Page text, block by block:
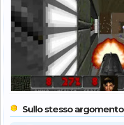
Sullo stesso argomento